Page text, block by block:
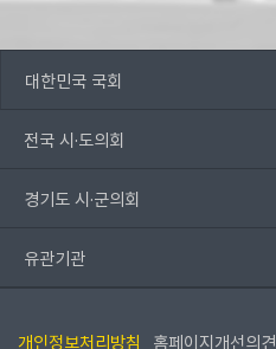
대한민국 국회
전국 시·도의회
경기도 시·군의회
유관기관
개인정보처리방침 홈페이지개선의견